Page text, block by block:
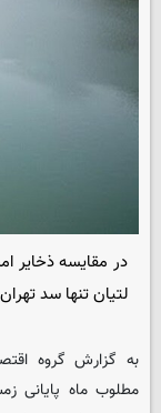
لتیان تنها سد
به گزارش گروه
مطلوب ماه پایانی